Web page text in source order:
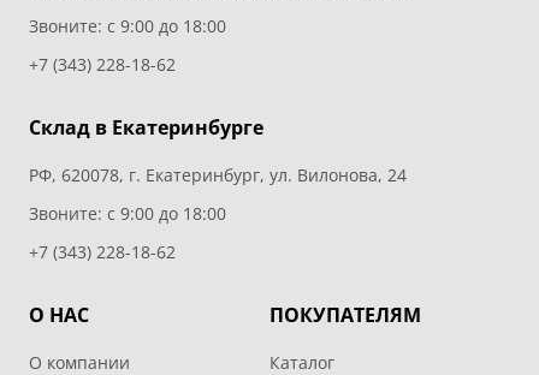
Звоните: с 9:00 до 18:00
+7 (343) 228-18-62
Склад в Екатеринбурге
РФ, 620078, г. Екатеринбург, ул. Вилонова, 24
Звоните: с 9:00 до 18:00
+7 (343) 228-18-62
О НАС
О компании
ПОКУПАТЕЛЯМ
Каталог